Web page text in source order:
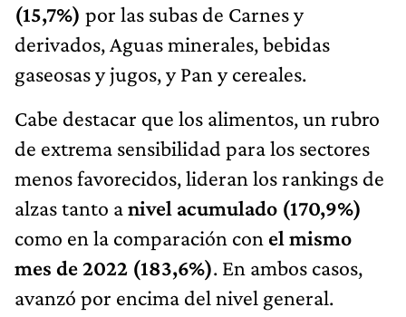
(15,7%) por las subas de Carnes y
derivados, Aguas minerales, bebidas
gaseosas y jugos, y Pan y cereales.
Cabe destacar que los alimentos, un rubro
de extrema sensibilidad para los sectores
menos favorecidos, lideran los rankings de
alzas tanto anivel acumulado (170,9%)
como en la comparación con el mismo
mes de 2022 (183,6%). En ambos casos,
avanzó por encima del nivel general.